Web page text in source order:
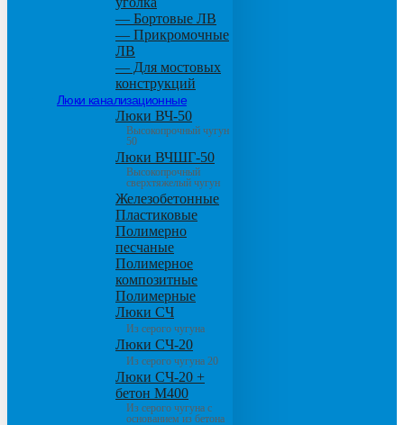
— Бортовые ЛВ
— Прикромочные
ЛВ
— Для мостовых
конструкций
Люки канализационные
Люки ВЧ-50
Высокопрочный чугун
50
Люки ВЧШГ-50
Высокопрочный
сверхтяжелый чугун
Железобетонные
Пластиковые
Полимерно
песчаные
Полимерное
композитные
Полимерные
Люки СЧ
Из серого чугуна
Люки СЧ-20
Из серого чугуна 20
Люки СЧ-20 +
бетон М400
Из серого чугуна с
основанием из бетона